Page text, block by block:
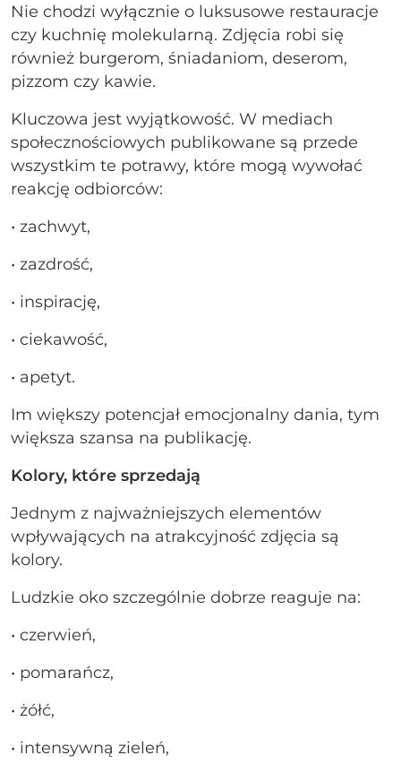
Nie chodzi wyłącznie o luksusowe restauracje
czy kuchnię molekularną. Zdjęcia robi się
również burgerom, śniadaniom, deserom,
pizzom czy kawie.
Kluczowa jest wyjątkowość. W mediach
społecznościowych publikowane są przede
wszystkim te potrawy, które mogą wywołać
reakcję odbiorców:
• zachwyt,
• zazdrość,
• inspirację,
• ciekawość,
• apetyt.
Im większy potencjał emocjonalny dania, tym
większa szansa na publikację.
Kolory, które sprzedają
Jednym z najważniejszych elementów
wpływających na atrakcyjność zdjęcia są
kolory.
Ludzkie oko szczególnie dobrze reaguje na:
• czerwień,
• pomarańcz,
• żółć,
• intensywną zieleń,